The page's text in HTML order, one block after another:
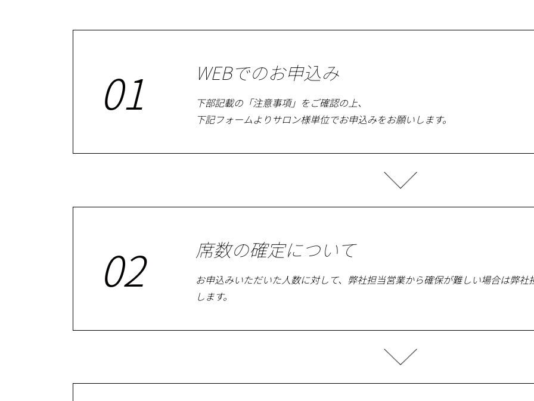
01 WEBでのお申込み
下部記載の「注意事項」をご確認の上、
下記フォームよりサロン様単位でお申込みをお願いします。
02 席数の確定について
お申込みいただいた人数に対して、弊社担当営業から確保が難しい場合は弊
します。